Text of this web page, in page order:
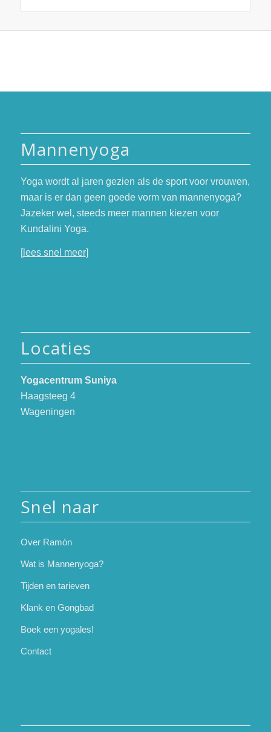
Mannenyoga
Yoga wordt al jaren gezien als de sport voor vrouwen,
maar is er dan geen goede vorm van mannenyoga?
Jazeker wel, steeds meer mannen kiezen voor
Kundalini Yoga.
[lees snel meer]
Locaties
Yogacentrum Suniya
Haagsteeg 4
Wageningen
Snel naar
Over Ramón
Wat is Mannenyoga?
Tijden en tarieven
Klank en Gongbad
Boek een yogales!
Contact